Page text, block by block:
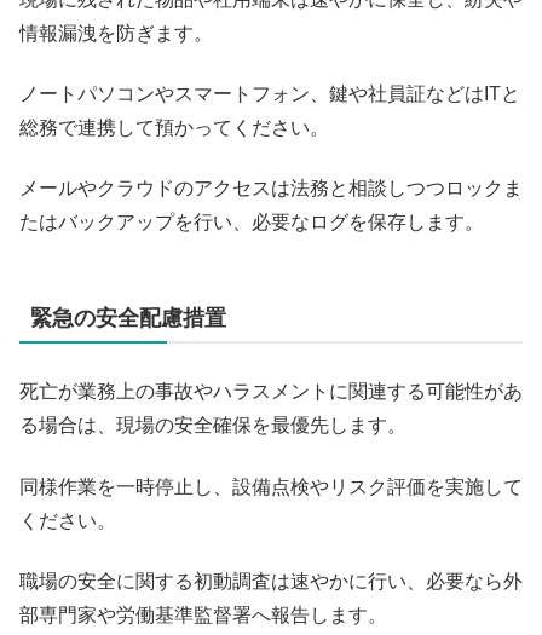
情報漏洩を防ぎます。
ノートパソコンやスマートフォン、鍵や社員証などはITと
総務で連携して預かってください。
メールやクラウドのアクセスは法務と相談しつつロックま
たはバックアップを行い、必要なログを保存します。
緊急の安全配慮措置
死亡が業務上の事故やハラスメントに関連する可能性があ
る場合は、現場の安全確保を最優先します。
同様作業を一時停止し、設備点検やリスク評価を実施して
ください。
職場の安全に関する初動調査は速やかに行い、必要なら外
部専門家や労働基準監督署へ報告します。